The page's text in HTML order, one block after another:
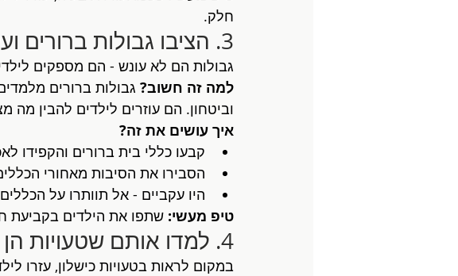
חלק.
3. הציבו גבולות ברורים ועקביים
גבולות הם לא עונש - הם מספקים
למה זה חשוב? גבולות ברורים
וביטחון. הם עוזרים לילדים להבין
איך עושים את זה?
קבעו כללי בית ברורים והקפידו
הסבירו את הסיבות מאחורי
היו עקביים - אל תוותרו על
טיפ מעשי: שתפו את הילדים בקביעת
4. למדו אותם שטעויות הן הזדמנויות
במקום לראות בטעויות כישלון, עזרו